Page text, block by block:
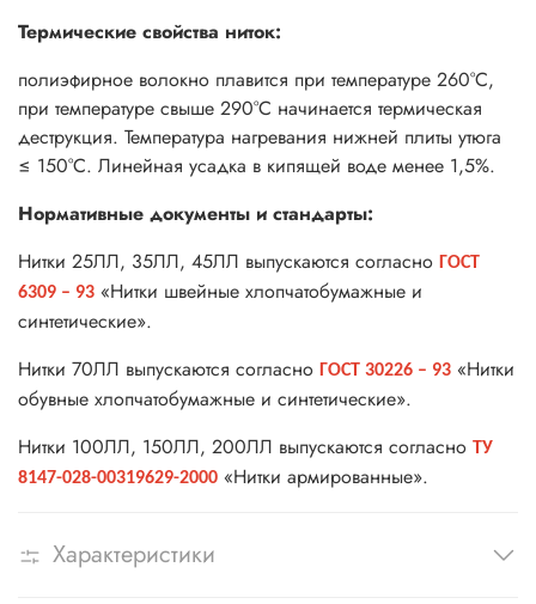
Термические свойства ниток:
полиэфирное волокно плавится при температуре 260°С,
при температуре свыше 290°С начинается термическая
деструкция. Температура нагревания нижней плиты утюга
≤ 150°С. Линейная усадка в кипящей воде менее 1,5%.
Нормативные документы и стандарты:
Нитки 25ЛЛ, 35ЛЛ, 45ЛЛ выпускаются согласно ГОСТ
6309 – 93 «Нитки швейные хлопчатобумажные и
синтетические».
Нитки 70ЛЛ выпускаются согласно ГОСТ 30226 – 93 «Нитки
обувные хлопчатобумажные и синтетические».
Нитки 100ЛЛ, 150ЛЛ, 200ЛЛ выпускаются согласно ТУ
8147-028-00319629-2000 «Нитки армированные».
Характеристики